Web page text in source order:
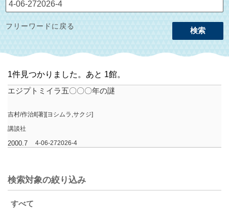
検索
フリーワードに戻る
1件見つかりました。あと 1館。
エジプトミイラ五〇〇〇年の謎
吉村/作治‖[著][ヨシムラ,サクジ]
講談社
2000.7 4-06-272026-4
検索対象の絞り込み
すべて